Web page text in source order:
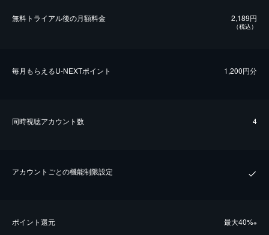
無料トライアル後の⽉額料金 2,189円
（税込）
毎⽉もらえるU-NEXTポイント 1,200円分
同時視聴アカウント数 4
アカウントごとの機能制限設定
ポイント還元 最⼤40%※